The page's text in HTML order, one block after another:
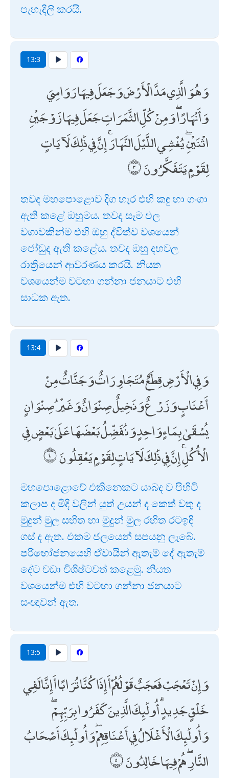
පැහැදිලි කරයි.
13:3
وَهُوَ الَّذِي مَدَّ الْأَرْضَ وَجَعَلَ فِيهَا رَوَاسِيَ
وَأَنْهَارًا ۖ وَمِنْ كُلِّ الثَّمَرَاتِ جَعَلَ فِيهَا زَوْجَيْنِ
اثْنَيْنِ ۖ يُغْشِي اللَّيْلَ النَّهَارَ ۚ إِنَّ فِي ذَٰلِكَ لَآيَاتٍ
لِقَوْمٍ يَتَفَكَّرُونَ
තවද මහපොළොව දිග හැර එහි කඳු හා ගංගා
ඇති කළේ ඔහුමය. තවද සෑම ඵල
වගාවකින්ම එහි ඔහු ද්විත්ව වශයෙන්
ජෝඩුද ඇති කළේය. තවද ඔහු දහවල
රාත්‍රියෙන් ආවරණය කරයි. නියත
වශයෙන්ම වටහා ගන්නා ජනයාට එහි
සාධක ඇත.
13:4
وَفِي الْأَرْضِ قِطَعٌ مُتَجَاوِرَاتٌ وَجَنَّاتٌ مِنْ
أَعْنَابٍ وَزَرْعٌ وَنَخِيلٌ صِنْوَانٌ وَغَيْرُ صِنْوَانٍ
يُسْقَىٰ بِمَاءٍ وَاحِدٍ وَنُفَضِّلُ بَعْضَهَا عَلَىٰ بَعْضٍ فِي
الْأُكُلِ ۚ إِنَّ فِي ذَٰلِكَ لَآيَاتٍ لِقَوْمٍ يَعْقِلُونَ
මහපොළොවේ එකිනෙකට යාබද ව පිහිටි
කලාප ද මිදි වලින් යුත් උයන් ද කෙත් වතු ද
මුදුන් මුල සහිත හා මුදුන් මුල රහිත රටඉඳි
ගස් ද ඇත. එකම ජලයෙන් සපයනු ලැබේ.
පරිභෝජනයෙහි ඒවායින් ඇතැම් දේ ඇතැම්
දේට වඩා විශිෂ්ටවත් කළෙමු. නියත
වශයෙන්ම එහි වටහා ගන්නා ජනයාට
සංඥාවන් ඇත.
13:5
وَإِنْ تَعْجَبْ فَعَجَبٌ قَوْلُهُمْ أَإِذَا كُنَّا تُرَابًا أَإِنَّا لَفِي
خَلْقٍ جَدِيدٍ ۗ أُولَٰئِكَ الَّذِينَ كَفَرُوا بِرَبِّهِمْ ۖ
وَأُولَٰئِكَ الْأَغْلَالُ فِي أَعْنَاقِهِمْ ۖ وَأُولَٰئِكَ أَصْحَابُ
النَّارِ ۖ هُمْ فِيهَا خَالِدُونَ